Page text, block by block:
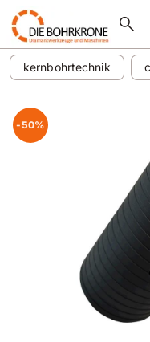
search
kernbohrtechnik
-50%